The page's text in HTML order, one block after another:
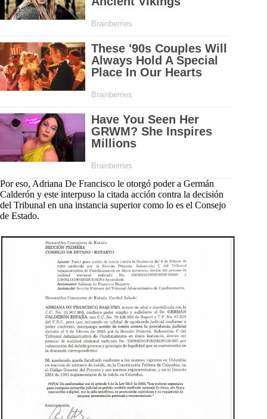
Por eso, Adriana De Francisco le otorgó poder a Germán
Calderón y este interpuso la citada acción contra la decisión
del Tribunal en una instancia superior como lo es el Consejo
de Estado.